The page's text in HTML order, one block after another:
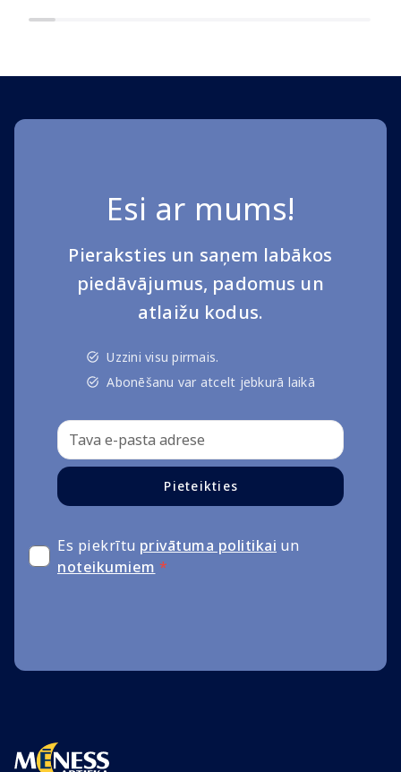
Esi ar mums!
Pieraksties un saņem labākos
piedāvājumus, padomus un
atlaižu kodus.
Uzzini visu pirmais.
Abonēšanu var atcelt jebkurā laikā
Pieteikties
Es piekrītu privātuma politikai un
noteikumiem *